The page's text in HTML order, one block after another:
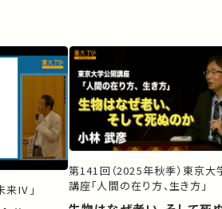
来IV」
第141回（2025年秋季）東京大
講座「人間の在り方、生き方」